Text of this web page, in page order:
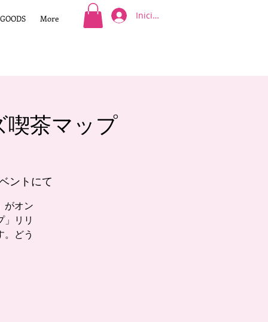
GOODS More Iniciar sesión
茶マップ
ントにて
がオン
リリ
どう